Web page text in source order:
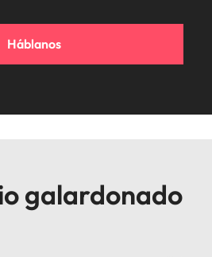
Háblanos
galardonado